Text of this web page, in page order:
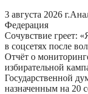
3 августа 2026 г.
Федерация
Сочувствие греет:
в соцсетях после
Отчёт о
избирательной
Государственной
назначенным на 20